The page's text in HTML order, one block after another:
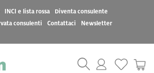
INCI e lista rossa
Diventa consulente
consulenti
Contattaci Newsletter
Cart